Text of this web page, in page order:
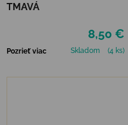
TMAVÁ
8,50 €
Pozrieť viac Skladom (4 ks)